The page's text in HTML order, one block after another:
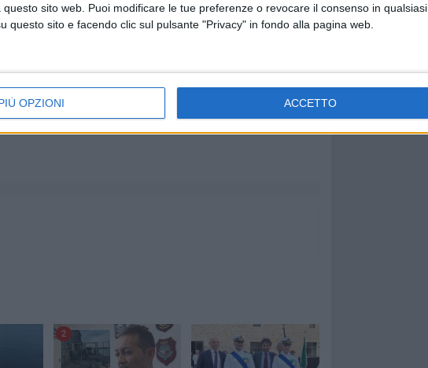
sito web. Puoi modificare le tue preferenze o revocare il consenso in qualsiasi
questo sito e facendo clic sul pulsante "Privacy" in fondo alla pagina web.
OPZIONI ACCETTO
delegato dal Comandante della Capitaneria di porto di
delle Guardie d'Onore del Pantheon Antonio
Michele Grimaldi. La moderatrice dell'incontro è
gli attestati di partecipazione e di merito agli
2